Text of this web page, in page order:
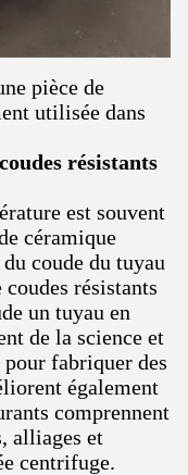
pièce de
utilisée dans
résistants
est souvent
céramique
coude du tuyau
résistants
un tuyau en
de la science et
fabriquer des
également
comprennent
alliages et
centrifuge.